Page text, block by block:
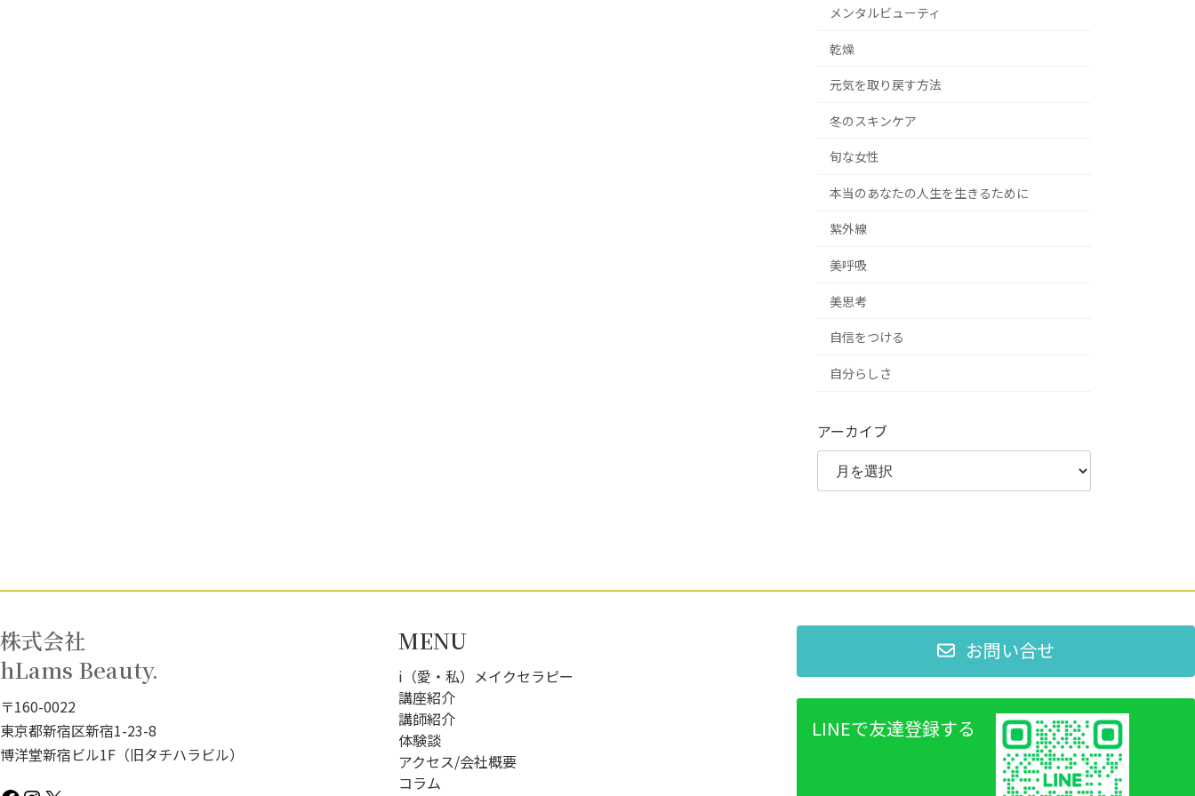
メンタルビューティ
乾燥
元気を取り戻す方法
冬のスキンケア
旬な女性
本当のあなたの人生を生きるために
紫外線
美呼吸
美思考
自信をつける
自分らしさ
アーカイブ
株式会社
hLams Beauty.
〒160-0022
東京都新宿区新宿1-23-8
博洋堂新宿ビル1F（旧タチハラビル）
MENU
i（愛・私）メイクセラピー
講座紹介
講師紹介
体験談
アクセス/会社概要
コラム
お問い合せ
LINEで友達登録する